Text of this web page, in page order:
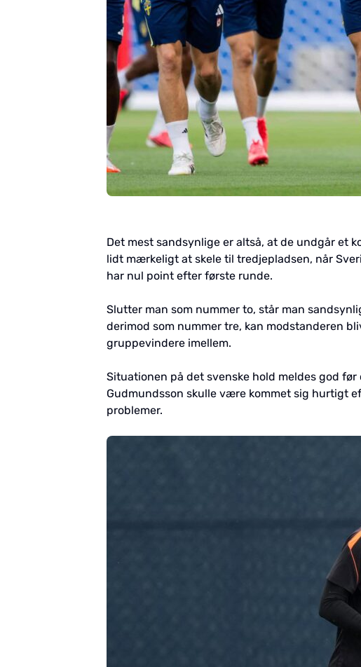
Det mest sandsynlige er altså, at de undgår et
lidt mærkeligt at skele til tredjepladsen, når
har nul point efter første runde.
Slutter man som nummer to, står man
derimod som nummer tre, kan modstanderen
gruppevindere imellem.
Situationen på det svenske hold meldes god
Gudmundsson skulle være kommet sig hurtigt
problemer.